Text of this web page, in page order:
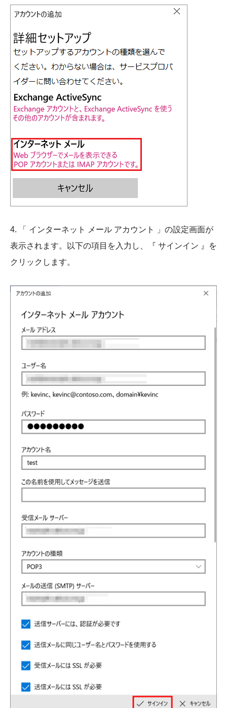
4. 「 インターネット メール アカウント 」の設定画面が
表示されます。以下の項目を入力し、『 サインイン 』を
クリックします。